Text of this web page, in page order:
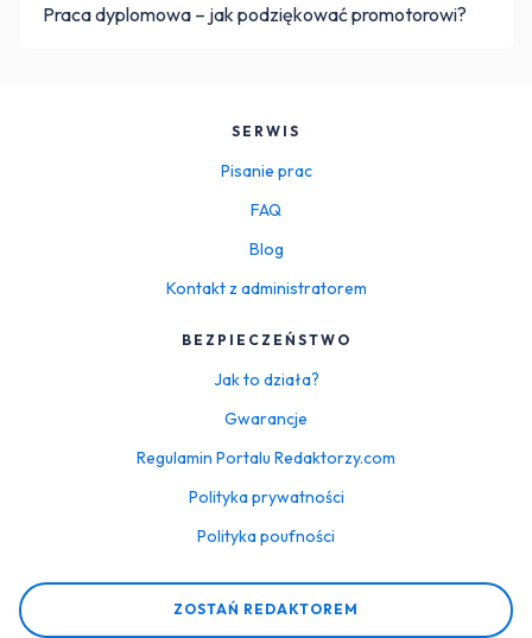
Praca dyplomowa – jak podziękować promotorowi?
SERWIS
Pisanie prac
FAQ
Blog
Kontakt z administratorem
BEZPIECZEŃSTWO
Jak to działa?
Gwarancje
Regulamin Portalu Redaktorzy.com
Polityka prywatności
Polityka poufności
ZOSTAŃ REDAKTOREM